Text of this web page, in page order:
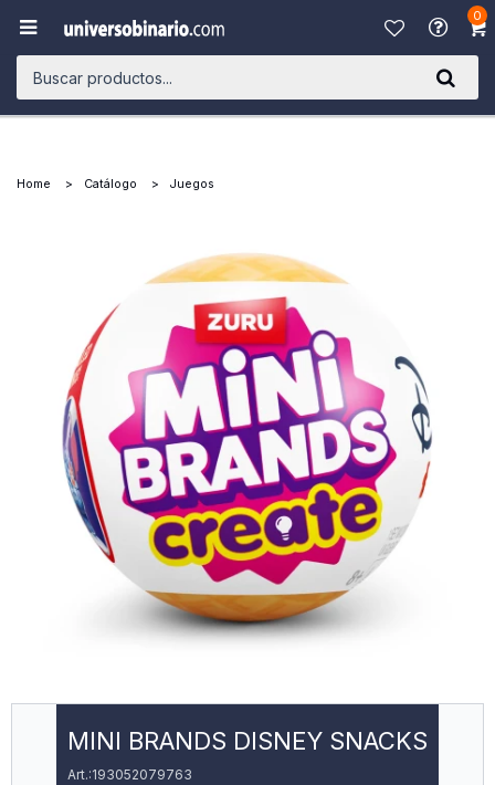
0

Home Catálogo Juegos
MINI BRANDS DISNEY SNACKS
193052079763